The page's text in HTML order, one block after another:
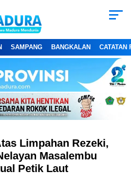
SAMPANG BANGKALAN CATATAN
Limpahan Rezeki,
Masalembu
Petik Laut